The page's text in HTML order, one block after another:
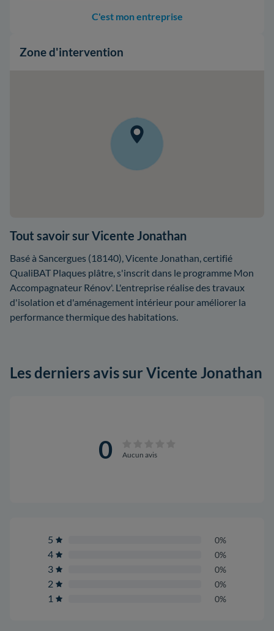
C'est mon entreprise
Zone d'intervention
Tout savoir sur Vicente Jonathan
Basé à Sancergues (18140), Vicente Jonathan, certifié
QualiBAT Plaques plâtre, s'inscrit dans le programme Mon
Accompagnateur Rénov'. L'entreprise réalise des travaux
d'isolation et d'aménagement intérieur pour améliorer la
performance thermique des habitations.
Les derniers avis sur Vicente Jonathan
0 Aucun avis
5 0%
4 0%
3 0%
2 0%
1 0%